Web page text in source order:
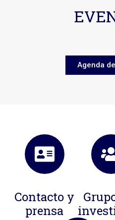
Agenda
Contacto y
prensa